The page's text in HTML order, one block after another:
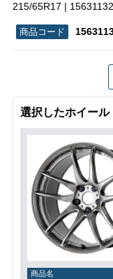
215/65R17 |
選択したホイール
商品名